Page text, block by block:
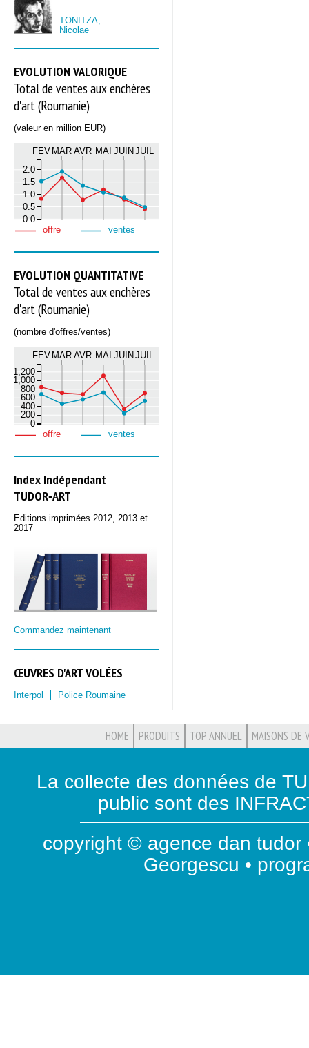
TONITZA,
Nicolae
EVOLUTION VALORIQUE
Total de ventes aux enchères
d'art (Roumanie)
(valeur en million EUR)
FEV MAR AVR MAI JUIN JUIL
0.0
0.5
1.0
1.5
2.0
offre ventes
EVOLUTION QUANTITATIVE
Total de ventes aux enchères
d'art (Roumanie)
(nombre d'offres/ventes)
FEV MAR AVR MAI JUIN JUIL
0
200
400
600
800
1,000
1,200
offre ventes
Index Indépendant
TUDOR‑ART
Editions imprimées 2012, 2013 et
2017
Commandez maintenant
ŒUVRES D'ART VOLÉES
Interpol Police Roumaine
HOME PRODUITS TOP ANNUEL MAISONS DE
La collecte des données de
public sont des
copyright © agence dan tudor
Georgescu •